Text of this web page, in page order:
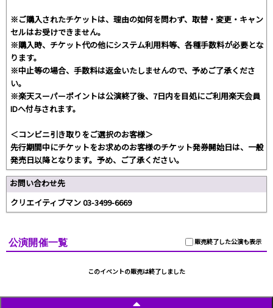
※ご購入されたチケットは、理由の如何を問わず、取替・変更・キャン
セルはお受けできません。
※購入時、チケット代の他にシステム利用料等、各種手数料が必要とな
ります。
※中止等の場合、手数料は返金いたしませんので、予めご了承くださ
い。
※楽天スーパーポイントは公演終了後、7日内を目処にご利用楽天会員
IDへ付与されます。
＜コンビニ引き取りをご選択のお客様＞
先行期間中にチケットをお求めのお客様のチケット発券開始日は、一般
発売日以降となります。予め、ご了承ください。
お問い合わせ先
クリエイティブマン 03-3499-6669
販売終了した公演も表示
公演開催一覧
このイベントの販売は終了しました